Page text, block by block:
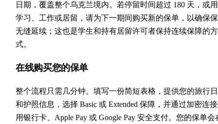
日期，覆盖整个乌克兰境内。若停留时间超过 180 天，或
学习、工作或居留，请为下一期间购买新的保单，以确保
无缝延续；这也是学生和持有居留许可者保持连续保障的方
式。
在线购买您的保单
整个流程只需几分钟。填写一份简短表格，提供您的旅行
和护照信息，选择 Basic 或 Extended 保障，并通过加密连
用银行卡、Apple Pay 或 Google Pay 安全支付。您的保单会